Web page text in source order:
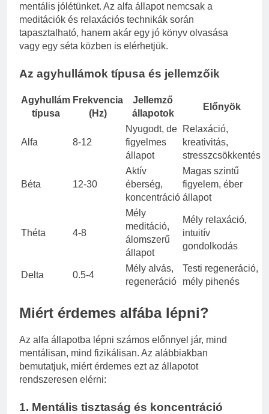
mentális jólétünket. Az alfa állapot nemcsak a
meditációk és relaxációs technikák során
tapasztalható, hanem akár egy jó könyv olvasása
vagy egy séta közben is elérhetjük.
Az agyhullámok típusa és jellemzőik
Agyhullám
típusa
Frekvencia
(Hz)
Jellemző
állapotok
Előnyök
Alfa 8-12
Nyugodt, de
figyelmes
állapot
Relaxáció,
kreativitás,
stresszcsökkentés
Béta 12-30
Aktív
éberség,
koncentráció
Magas szintű
figyelem, éber
állapot
Théta 4-8
Mély
meditáció,
álomszerű
állapot
Mély relaxáció,
intuitív
gondolkodás
Delta 0.5-4
Mély alvás,
regeneráció
Testi regeneráció,
mély pihenés
Miért érdemes alfába lépni?
Az alfa állapotba lépni számos előnnyel jár, mind
mentálisan, mind fizikálisan. Az alábbiakban
bemutatjuk, miért érdemes ezt az állapotot
rendszeresen elérni:
1. Mentális tisztaság és koncentráció